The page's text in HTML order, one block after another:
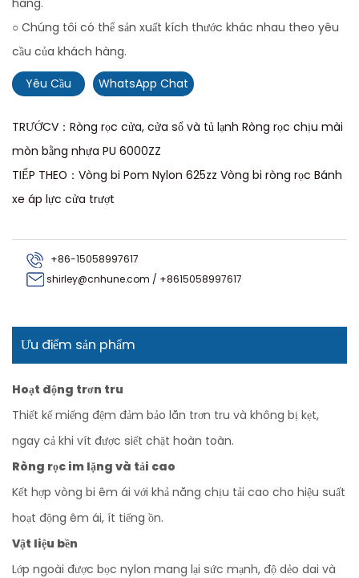
hàng.
○ Chúng tôi có thể sản xuất kích thước khác nhau theo yêu
cầu của khách hàng.
Yêu Cầu
WhatsApp Chat
TRƯỚCV：Ròng rọc cửa, cửa sổ và tủ lạnh Ròng rọc chịu mài
mòn bằng nhựa PU 6000ZZ
TIẾP THEO：Vòng bi Pom Nylon 625zz Vòng bi ròng rọc Bánh
xe áp lực cửa trượt
+86-15058997617
shirley@cnhune.com / +8615058997617
Ưu điểm sản phẩm
Hoạt động trơn tru
Thiết kế miếng đệm đảm bảo lăn trơn tru và không bị kẹt,
ngay cả khi vít được siết chặt hoàn toàn.
Ròng rọc im lặng và tải cao
Kết hợp vòng bi êm ái với khả năng chịu tải cao cho hiệu suất
hoạt động êm ái, ít tiếng ồn.
Vật liệu bền
Lớp ngoài được bọc nylon mang lại sức mạnh, độ dẻo dai và